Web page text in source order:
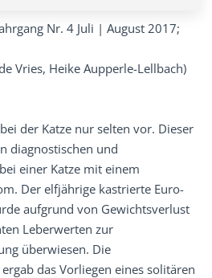
Nr. 4 Juli | August 2017;
Vries, Heike Aupperle-Lellbach)
der Katze nur selten vor. Dieser
diagnostischen und
einer Katze mit einem
Der elfjährige kastrierte Euro-
aufgrund von Gewichtsverlust
Leberwerten zur
überwiesen. Die
das Vorliegen eines solitären